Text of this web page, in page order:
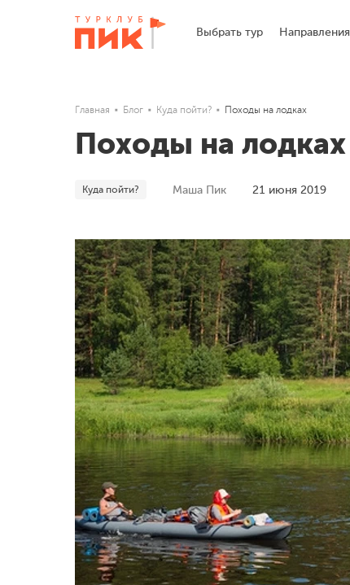
Выбрать тур Направления
Главная Блог Куда пойти? Походы на лодках
Походы на лодках
Куда пойти? Маша Пик 21 июня 2019